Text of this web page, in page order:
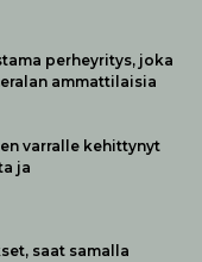
perheyritys, joka
ammattilaisia
varralle kehittynyt
ja
saat samalla